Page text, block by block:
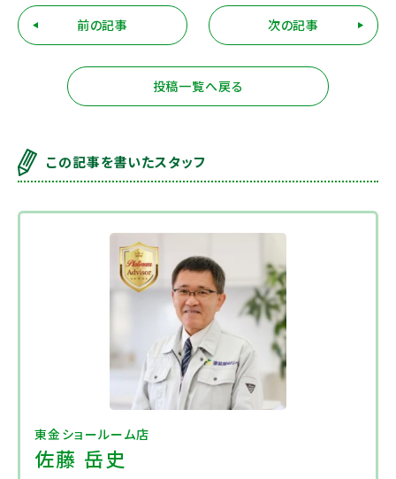
前の記事
投稿一覧へ戻る
次の記事
この記事を書いたスタッフ
東金ショールーム店
佐藤 岳史